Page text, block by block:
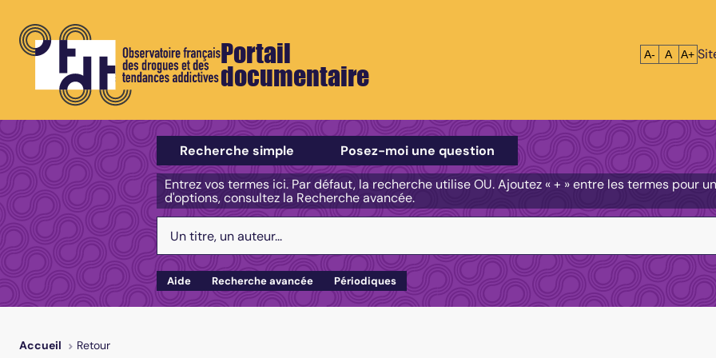
Portail
documentaire
Réduire le
A- A A+
Sélectionner un type de recherche
Recherche simple
Posez-moi une question
Entrez vos termes ici. Par défaut, la recherche utilise OU. Ajoutez « + » entre les termes pour
d'options, consultez la Recherche avancée.
Aide Recherche avancée Périodiques
Accueil Retour